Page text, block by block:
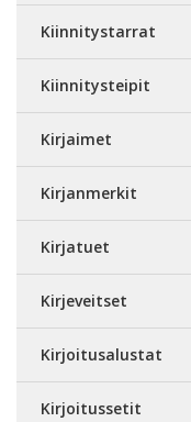
Kiinnitystarrat
Kiinnitysteipit
Kirjaimet
Kirjanmerkit
Kirjatuet
Kirjeveitset
Kirjoitusalustat
Kirjoitussetit